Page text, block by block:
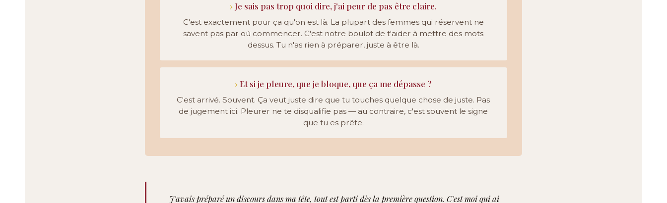
Je sais pas trop quoi dire, j'ai peur de pas être claire.
C'est exactement pour ça qu'on est là. La plupart des femmes qui réservent ne
savent pas par où commencer. C'est notre boulot de t'aider à mettre des mots
dessus. Tu n'as rien à préparer, juste à être là.
Et si je pleure, que je bloque, que ça me dépasse ?
C'est arrivé. Souvent. Ça veut juste dire que tu touches quelque chose de juste. Pas
de jugement ici. Pleurer ne te disqualifie pas — au contraire, c'est souvent le signe
que tu es prête.
J'avais préparé un discours dans ma tête, tout est parti dès la première question. C'est moi qui ai